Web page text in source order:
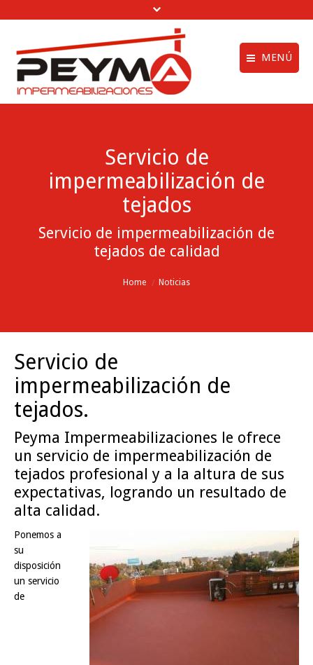
MENÚ
Quiénes Somos
Trabajos de
Impermeabilización
Vídeos
Clientes
menú creditos
Servicio de
impermeabilización de
tejados
Servicio de impermeabilización de
tejados de calidad
Home Noticias
Servicio de
impermeabilización de
tejados.
Peyma Impermeabilizaciones le ofrece
un servicio de impermeabilización de
tejados profesional y a la altura de sus
expectativas, logrando un resultado de
alta calidad.
Ponemos a
su
disposición
un servicio
de